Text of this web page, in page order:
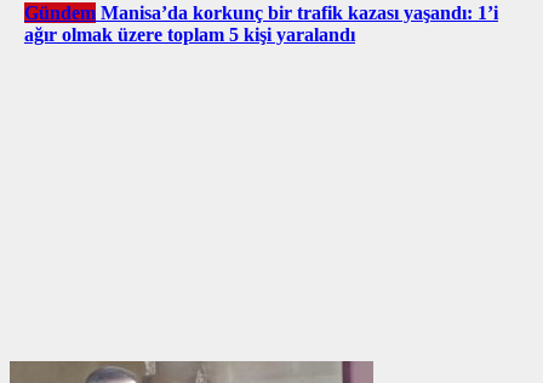
Gündem Manisa’da korkunç bir trafik kazası yaşandı: 1’i
ağır olmak üzere toplam 5 kişi yaralandı